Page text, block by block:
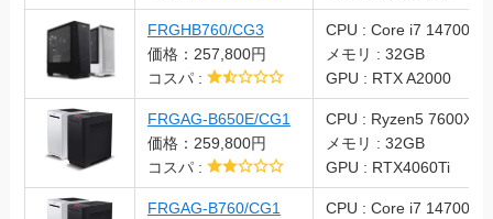
FRGHB760/CG3
価格：257,800円
コスパ :
CPU : Core i7 14700F
メモリ : 32GB
GPU : RTX A2000
FRGAG-B650E/CG1
価格：259,800円
コスパ :
CPU : Ryzen5 7600X
メモリ : 32GB
GPU : RTX4060Ti
FRGAG-B760/CG1
CPU : Core i7 14700F